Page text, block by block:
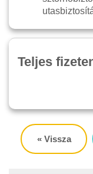
Teljes
« Vissza